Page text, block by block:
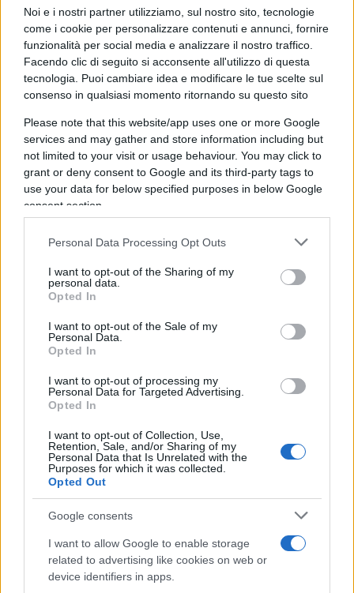
Noi e i nostri partner utilizziamo, sul nostro sito, tecnologie
come i cookie per personalizzare contenuti e annunci, fornire
funzionalità per social media e analizzare il nostro traffico.
Facendo clic di seguito si acconsente all'utilizzo di questa
tecnologia. Puoi cambiare idea e modificare le tue scelte sul
consenso in qualsiasi momento ritornando su questo sito
Please note that this website/app uses one or more Google
services and may gather and store information including but
not limited to your visit or usage behaviour. You may click to
grant or deny consent to Google and its third-party tags to
use your data for below specified purposes in below Google
consent section.
Personal Data Processing Opt Outs
I want to opt-out of the Sharing of my
personal data.
Opted In
I want to opt-out of the Sale of my
Personal Data.
Opted In
I want to opt-out of processing my
Personal Data for Targeted Advertising.
Opted In
I want to opt-out of Collection, Use,
Retention, Sale, and/or Sharing of my
Personal Data that Is Unrelated with the
Purposes for which it was collected.
Opted Out
Google consents
I want to allow Google to enable storage
related to advertising like cookies on web or
device identifiers in apps.
l’impunità.
Una risposta concreta
Quanto accaduto impone una risposta ferma,
concreta, non rituale. Servonostrumenti più
efficaciper separare finalmente chi manifesta
pacificamente da chi usa la piazza come copertura
per colpire lo Stato, le sue istituzioni e la libertà di
informazione.
“La prossima settimana sarà un passaggio
decisivo. Non per le dichiarazioni, ma per le
scelte. Sarà il momento di capire chi è davvero
disposto a difendere lo Stato e chi continuerà a
ideologiche” scrive il ministro dell’internoMatteo
Piantedosi .
Fermezza al posto di ambiguità
C’è un copione che conosciamo fin troppo bene:
la condanna formale seguita dal “ma”. Ma il
contesto, ma la rabbia, ma le ragioni del
movimento. Un meccanismo ipocrita che finisce